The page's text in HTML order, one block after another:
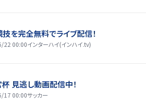
を完全無料でライブ配信！
22 00:00インターハイ(インハイ.tv)
見逃し動画配信中！
17 00:00サッカー